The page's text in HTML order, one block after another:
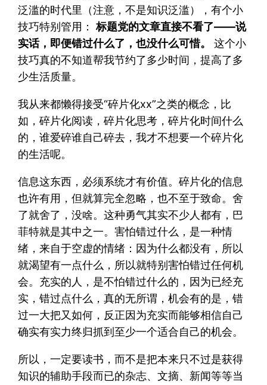
泛滥的时代里（注意，不是知识泛滥），有个小
技巧特别管用：标题党的文章直接不看了——说
实话，即便错过什么了，也没什么可惜。
这个小
技巧真的不知道帮我节约了多少时间，提高了多
少生活质量。
我从来都懒得接受“碎片化xx”之类的概念，比
如，碎片化阅读，碎片化思考，碎片化时间什么
的，谁爱碎谁自己碎去，我才不想要一个碎片化
的生活呢。
信息这东西，必须系统才有价值。碎片化的信息
也许有用，但就算完全忽略，也不至于致命。舍
了就舍了，没啥。这种勇气其实不少人都有，巴
菲特就是其中之一。害怕错过什么，是一种情
绪，来自于空虚的情绪：因为什么都没有，所以
就渴望有一点什么，所以就特别害怕错过任何机
会。充实的人，是不怕错过什么的，因为已经充
实，错过点什么，真的无所谓，机会有的是，错
过一大把又如何，反正因为充实而能够相信自己
确实有实力终归抓到至少一个适合自己的机会。
所以，一定要读书，而不是把本来只不过是获得
知识的辅助手段而已的杂志、文摘、新闻等等当